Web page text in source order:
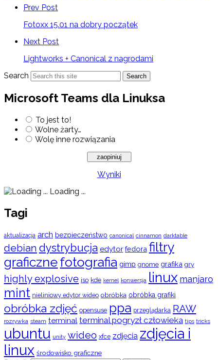
Prev Post
Fotoxx 15.01 na dobry początek
Next Post
Lightworks + Canonical z nagrodami
Search
Search
Microsoft Teams dla Linuksa
To jest to!
Wolne żarty…
Wolę inne rozwiązania
Wyniki
Loading ...
Tagi
aktualizacja arch bezpieczeństwo canonical cinnamon darktable
debian dystrybucja edytor fedora filtry
graficznefotografia gimp gnome grafika gry
highly explosive iso kde kernel konwersja linux manjaro
mint nieliniowy edytor wideo obróbka obróbka grafiki
obróbka zdjęć opensuse ppa przeglądarka RAW
rozrywka steam terminal terminal pogryzł człowieka tips tricks
ubuntu unity wideo xfce zdjęcia zdjęcia i
linux środowisko graficzne